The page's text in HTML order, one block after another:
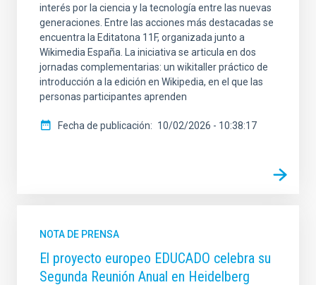
interés por la ciencia y la tecnología entre las nuevas
generaciones. Entre las acciones más destacadas se
encuentra la Editatona 11F, organizada junto a
Wikimedia España. La iniciativa se articula en dos
jornadas complementarias: un wikitaller práctico de
introducción a la edición en Wikipedia, en el que las
personas participantes aprenden
Fecha de publicación 10/02/2026 - 10:38:17
NOTA DE PRENSA
El proyecto europeo EDUCADO celebra su
Segunda Reunión Anual en Heidelberg